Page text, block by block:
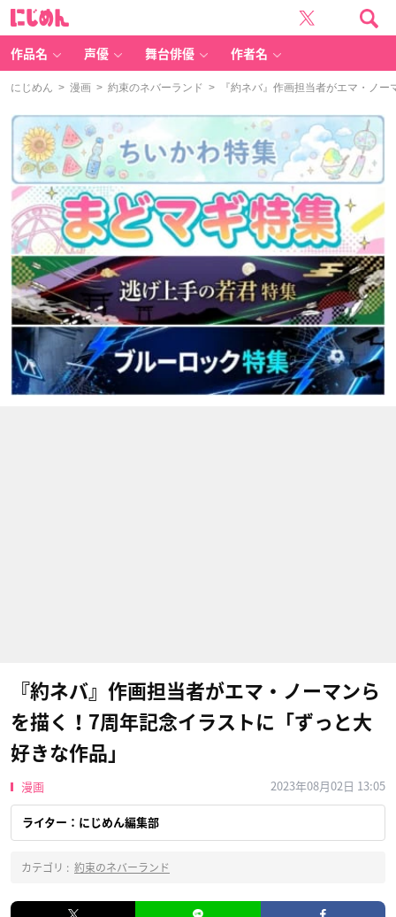
作品名 声優 舞台俳優 作者名
にじめん > 漫画 > 約束のネバーランド > 『約ネバ』作画担当者がエマ・ノー
『約ネバ』作画担当者がエマ・ノーマンら
を描く！7周年記念イラストに「ずっと大
好きな作品」
漫画 2023年08月02日 13:05
ライター：にじめん編集部
カテゴリ : 約束のネバーランド